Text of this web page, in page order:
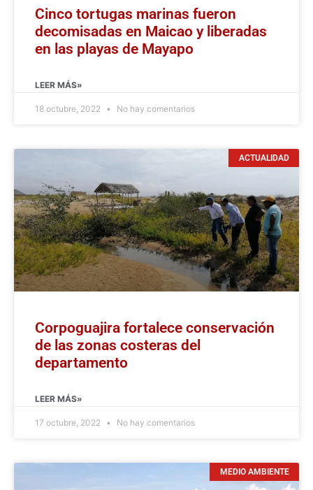
Cinco tortugas marinas fueron
decomisadas en Maicao y liberadas
en las playas de Mayapo
LEER MÁS»
18 octubre, 2022 No hay comentarios
ACTUALIDAD
Corpoguajira fortalece conservación
de las zonas costeras del
departamento
LEER MÁS»
17 octubre, 2022 No hay comentarios
MEDIO AMBIENTE